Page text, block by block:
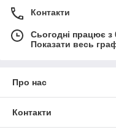
Контакти
Сьогодні працює з
Показати весь
Про нас
Контакти